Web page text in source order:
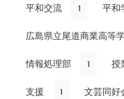
平和交流 1 平和
広島県立尾道商業高等
情報処理部 1 授
支援 1 文芸同好